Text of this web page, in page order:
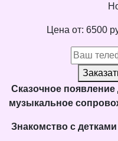
Цена от: 6500
Сказочное
музыкальное
Знакомство с